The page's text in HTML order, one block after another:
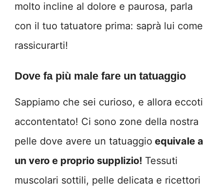
molto incline al dolore e paurosa, parla
con il tuo tatuatore prima: saprà lui come
rassicurarti!
Dove fa più male fare un tatuaggio
Sappiamo che sei curioso, e allora eccoti
accontentato! Ci sono zone della nostra
pelle dove avere un tatuaggio equivale a
un vero e proprio supplizio! Tessuti
muscolari sottili, pelle delicata e ricettori